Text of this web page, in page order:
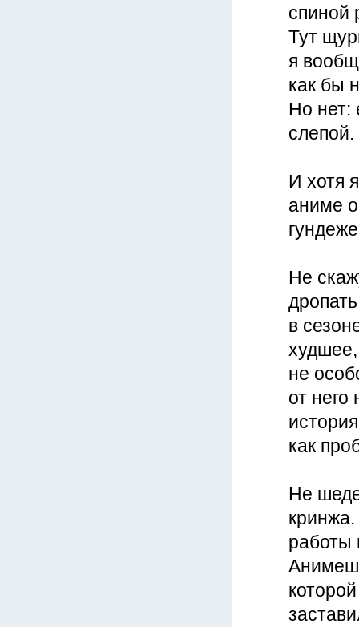
спиной
Тут
я
как бы
Но нет:
слепой.
И хотя
аниме
Не
в
не
от
как
Не
работы